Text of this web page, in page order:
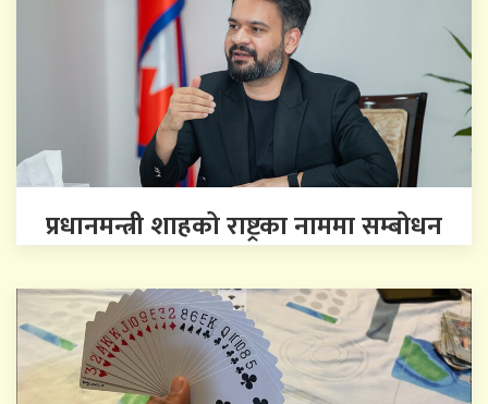
प्रधानमन्त्री शाहको राष्ट्रका नाममा सम्बोधन